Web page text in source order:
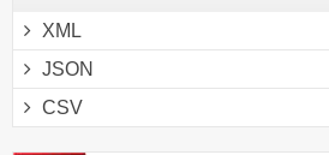
XML
JSON
CSV